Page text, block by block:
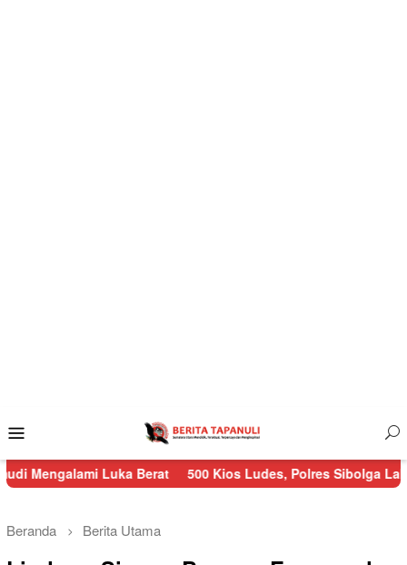
Mobile
Luka Berat 500 Kios Ludes, Polres Sibolga Lakukan
Beranda Berita Utama